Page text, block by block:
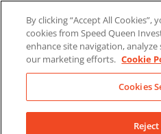
content
By clicking “Accept All
cookies from Speed Queen
enhance site navigation, analyze
our marketing efforts. Cookie
Cookies